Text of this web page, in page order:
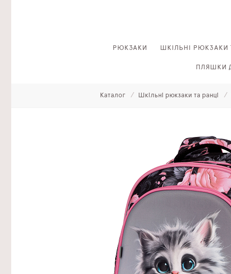
РЮКЗАКИ ШКІЛЬНІ РЮКЗАКИ
ПЛЯШКИ
Каталог Шкільні рюкзаки та ранці